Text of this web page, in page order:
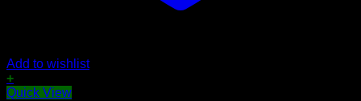
Add to wishlist
+
Quick View